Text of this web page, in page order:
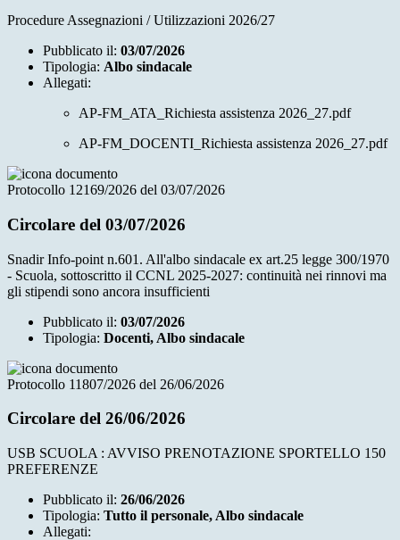
Procedure Assegnazioni / Utilizzazioni 2026/27
Pubblicato il: 03/07/2026
Tipologia: Albo sindacale
Allegati:
AP-FM_ATA_Richiesta assistenza 2026_27.pdf
AP-FM_DOCENTI_Richiesta assistenza 2026_27.pdf
Protocollo 12169/2026 del 03/07/2026
Circolare del 03/07/2026
Snadir Info-point n.601. All'albo sindacale ex art.25 legge 300/1970
- Scuola, sottoscritto il CCNL 2025-2027: continuità nei rinnovi ma
gli stipendi sono ancora insufficienti
Pubblicato il: 03/07/2026
Tipologia: Docenti, Albo sindacale
Protocollo 11807/2026 del 26/06/2026
Circolare del 26/06/2026
USB SCUOLA : AVVISO PRENOTAZIONE SPORTELLO 150
PREFERENZE
Pubblicato il: 26/06/2026
Tipologia: Tutto il personale, Albo sindacale
Allegati: